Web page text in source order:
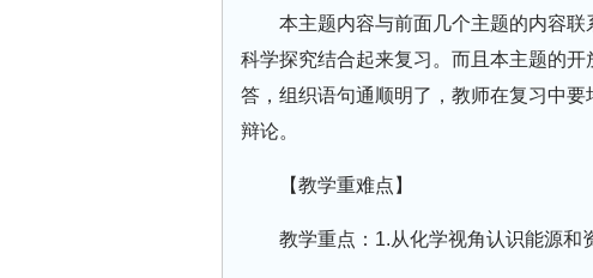
本主题内容与前面几个主题的内容联
科学探究结合起来复习。而且本主题的
答，组织语句通顺明了，教师在复习中要
辩论。
【教学重难点】
教学重点：1.从化学视角认识能源和